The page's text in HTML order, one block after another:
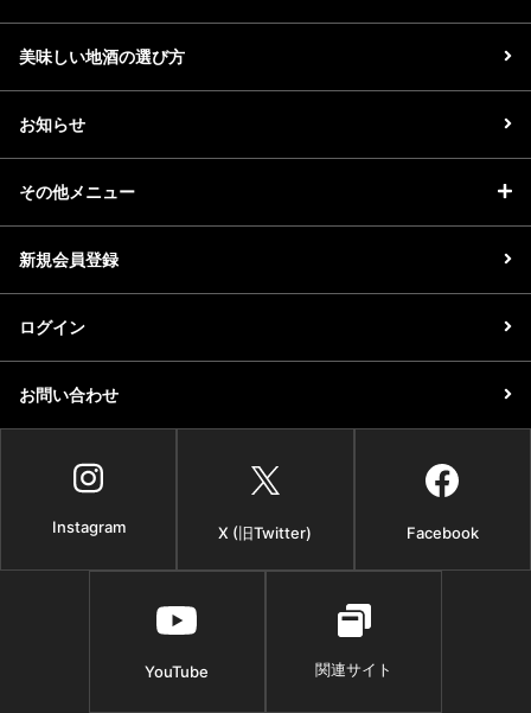
美味しい地酒の選び方
お知らせ
その他メニュー
新規会員登録
ログイン
お問い合わせ
Instagram X (旧Twitter) Facebook
YouTube 関連サイト